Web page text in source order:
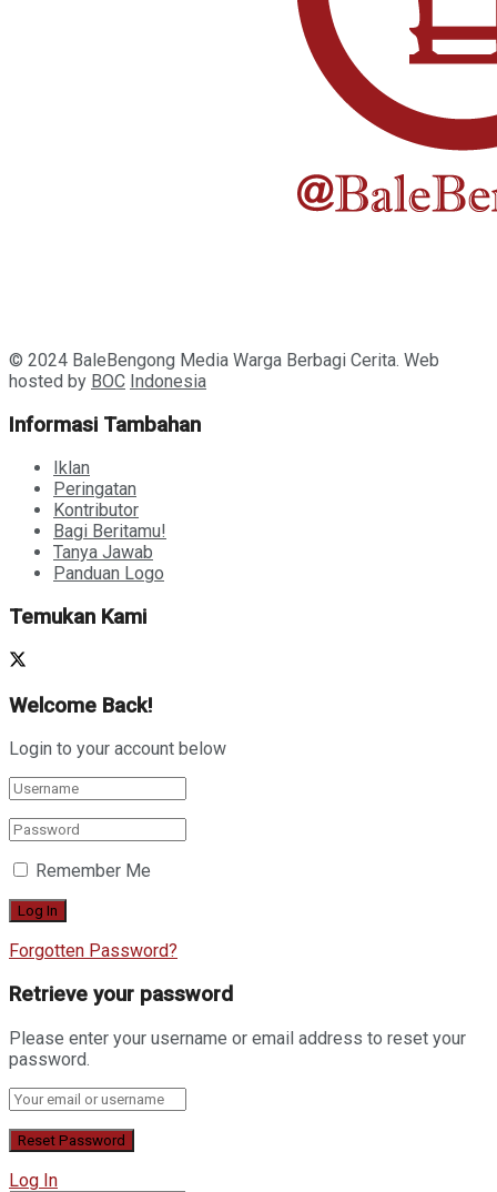
© 2024 BaleBengong Media Warga Berbagi Cerita. Web
hosted by BOC Indonesia
Informasi Tambahan
Iklan
Peringatan
Kontributor
Bagi Beritamu!
Tanya Jawab
Panduan Logo
Temukan Kami
Welcome Back!
Login to your account below
Remember Me
Forgotten Password?
Retrieve your password
Please enter your username or email address to reset your
password.
Log In